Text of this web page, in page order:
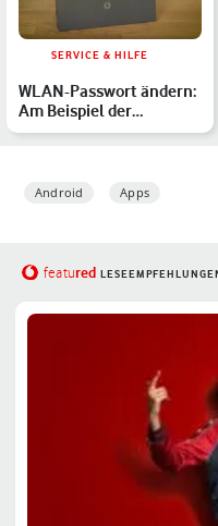
SERVICE & HILFE
WLAN-Passwort ändern:
Am Beispiel der
Vodafone EasyBox 805
Android Apps
featured